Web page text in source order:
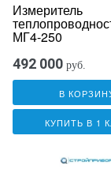
Измеритель
МГ4-250
492 000 руб.
В
КУПИТЬ В 1